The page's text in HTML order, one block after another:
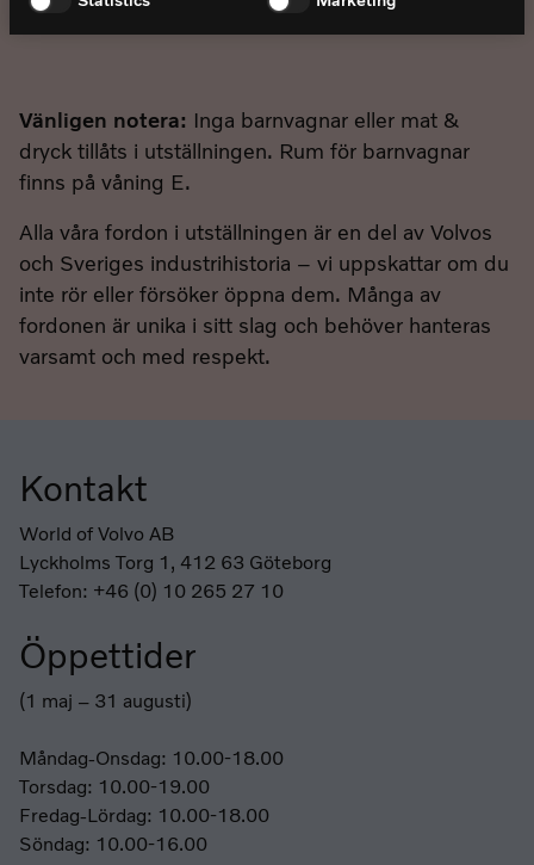
Två vuxna från 19 år och tre barn upp till 18 år.
Vänligen notera: Inga barnvagnar eller mat &
dryck tillåts i utställningen. Rum för barnvagnar
finns på våning E.
Alla våra fordon i utställningen är en del av Volvos
och Sveriges industrihistoria – vi uppskattar om du
inte rör eller försöker öppna dem. Många av
fordonen är unika i sitt slag och behöver hanteras
varsamt och med respekt.
Sidfot
Kontakt
World of Volvo AB
Lyckholms Torg 1, 412 63 Göteborg
Telefon: +46 (0) 10 265 27 10
Öppettider
(1 maj – 31 augusti)
Måndag-Onsdag: 10.00-18.00
Torsdag: 10.00-19.00
Fredag-Lördag: 10.00-18.00
Söndag: 10.00-16.00